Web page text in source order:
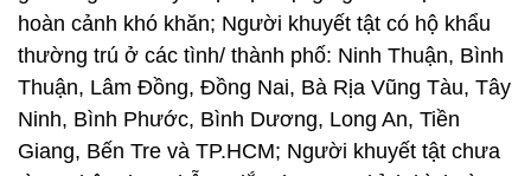
hoàn cảnh khó khăn; Người khuyết tật có hộ khẩu
thường trú ở các tình/ thành phố: Ninh Thuận, Bình
Thuận, Lâm Đồng, Đồng Nai, Bà Rịa Vũng Tàu, Tây
Ninh, Bình Phước, Bình Dương, Long An, Tiền
Giang, Bến Tre và TP.HCM; Người khuyết tật chưa